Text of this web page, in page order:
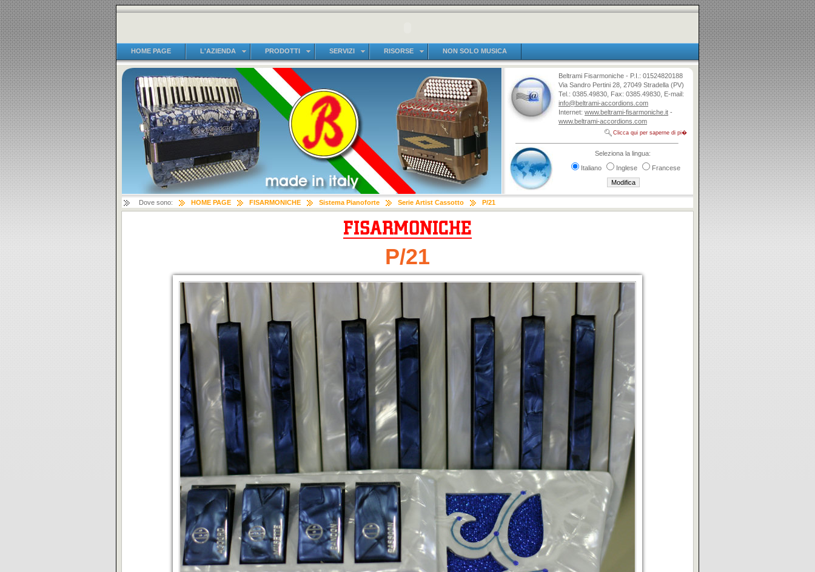
HOME PAGE L'AZIENDA PRODOTTI SERVIZI RISORSE NON SOLO MUSICA
Beltrami Fisarmoniche - P.I.: 01524820188
Via Sandro Pertini 28, 27049 Stradella (PV)
Tel.: 0385.49830, Fax: 0385.49830, E-mail:
info@beltrami-accordions.com
Internet: www.beltrami-fisarmoniche.it -
www.beltrami-accordions.com
Clicca qui per saperne di pi�
Seleziona la lingua:
Italiano
Inglese Francese
Dove sono: HOME PAGE FISARMONICHE Sistema Pianoforte Serie Artist Cassotto P/21
P/21